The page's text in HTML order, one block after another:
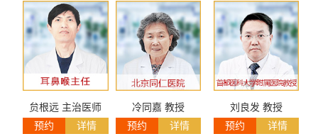
贠根远 主治医师
预约
详情
冷同嘉 教授
预约
详情
刘良发 教授
预约
详情